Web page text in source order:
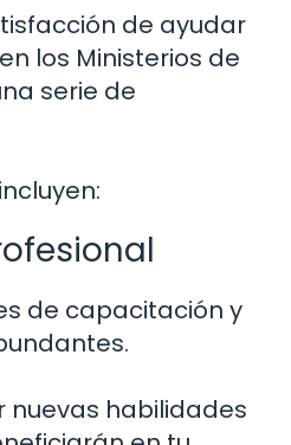
de ayudar
los Ministerios de
serie de
de capacitación y
nuevas habilidades